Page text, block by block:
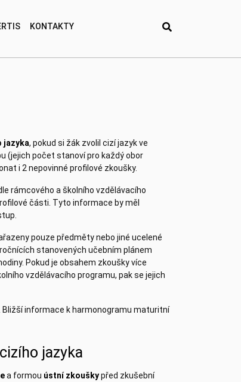
KONTAKTY
jazyka, pokud si žák zvolil cizí jazyk ve
(jejich počet stanoví pro každý obor
i 2 nepovinné profilové zkoušky.
rámcového a školního vzdělávacího
části. Tyto informace by měl
pouze předměty nebo jiné ucelené
stanovených učebním plánem
Pokud je obsahem zkoušky více
vzdělávacího programu, pak se jejich
informace k harmonogramu maturitní
jazyka
a formou ústní zkouškypřed zkušební